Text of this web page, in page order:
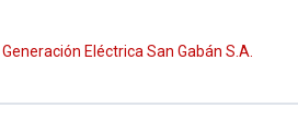
Eléctrica San Gabán S.A.